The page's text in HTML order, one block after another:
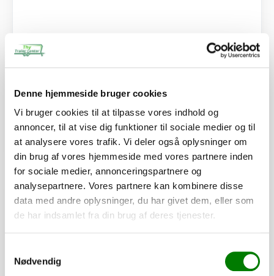
Denne hjemmeside bruger cookies
Vi bruger cookies til at tilpasse vores indhold og
annoncer, til at vise dig funktioner til sociale medier og til
at analysere vores trafik. Vi deler også oplysninger om
din brug af vores hjemmeside med vores partnere inden
for sociale medier, annonceringspartnere og
analysepartnere. Vores partnere kan kombinere disse
data med andre oplysninger, du har givet dem, eller som
de har indsamlet fra din brug af deres tjenester.
Nødvendig
Vinkelbeslag
128,00 kr.ekskl. moms
Afhentning og forsendelse
Se detaljer
PÅ LAGER